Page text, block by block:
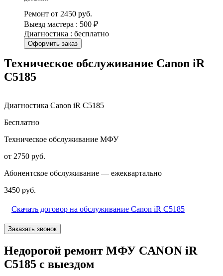
Ремонт от 2450 руб.
Выезд мастера : 500 ₽
Диагностика : бесплатно
Оформить заказ
Техническое обслуживание Canon iR
C5185
Диагностика Canon iR C5185
Бесплатно
Техническое обслуживание МФУ
от 2750 руб.
Абонентское обслуживание — ежеквартально
3450 руб.
Скачать договор на обслуживание Canon iR C5185
Заказать звонок
Недорогой ремонт МФУ CANON iR
C5185 с выездом